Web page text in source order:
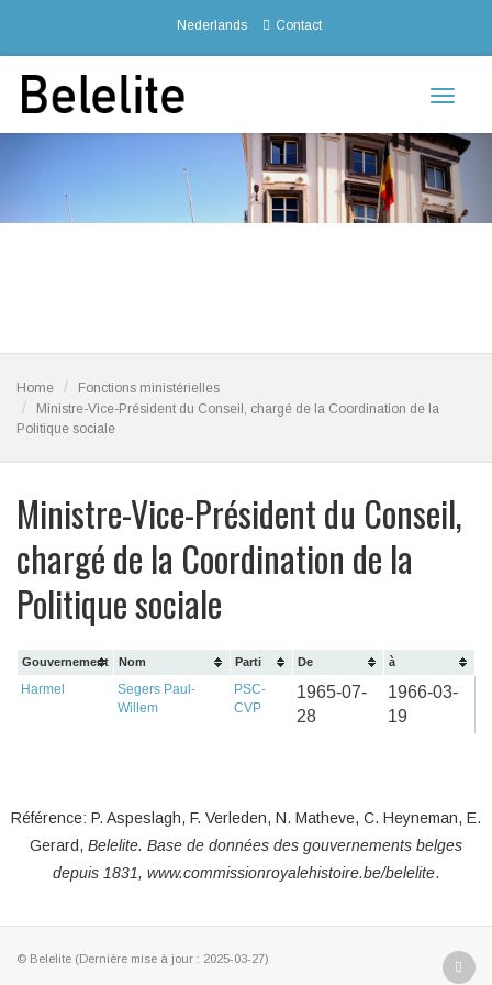
Nederlands Contact
Toggle
Home
Fonctions ministérielles
Ministre-Vice-Président du Conseil, chargé de la Coordination de la
Politique sociale
Ministre-Vice-Président du Conseil,
chargé de la Coordination de la
Politique sociale
Gouvernement Nom Parti De à
Harmel
Segers Paul-
Willem
PSC-
CVP
1965-07-
28
1966-03-
19
Référence: P. Aspeslagh, F. Verleden, N. Matheve, C. Heyneman, E.
Gerard, Belelite. Base de données des gouvernements belges
depuis 1831, www.commissionroyalehistoire.be/belelite.
© Belelite (Dernière mise à jour : 2025-03-27)